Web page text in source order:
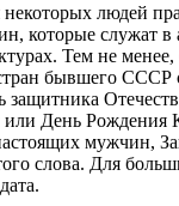
людей
которые служат
Тем не
бывшего СССР
защитника
День Рождения
мужчин,
слова. Для